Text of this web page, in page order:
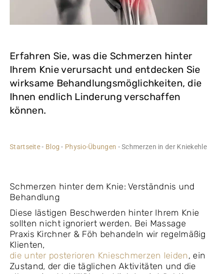
Erfahren Sie, was die Schmerzen hinter
Ihrem Knie verursacht und entdecken Sie
wirksame Behandlungsmöglichkeiten, die
Ihnen endlich Linderung verschaffen
können.
Startseite- Blog - Physio-Übungen -Schmerzen in der Kniekehle
Schmerzen hinter dem Knie: Verständnis und
Behandlung
Diese lästigen Beschwerden hinter Ihrem Knie
sollten nicht ignoriert werden. Bei Massage
Praxis Kirchner & Föh behandeln wir regelmäßig
Klienten,
die unter posterioren Knieschmerzen leiden, ein
Zustand, der die täglichen Aktivitäten und die